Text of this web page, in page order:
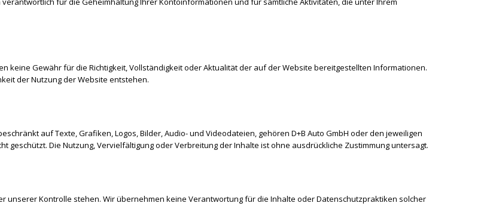
keine Gewähr für die Richtigkeit, Vollständigkeit oder Aktualität der auf der Website bereitgestellten Informationen.
der Nutzung der Website entstehen.
auf Texte, Grafiken, Logos, Bilder, Audio- und Videodateien, gehören D+B Auto GmbH oder den jeweiligen
geschützt. Die Nutzung, Vervielfältigung oder Verbreitung der Inhalte ist ohne ausdrückliche Zustimmung untersagt.
unserer Kontrolle stehen. Wir übernehmen keine Verantwortung für die Inhalte oder Datenschutzpraktiken solcher